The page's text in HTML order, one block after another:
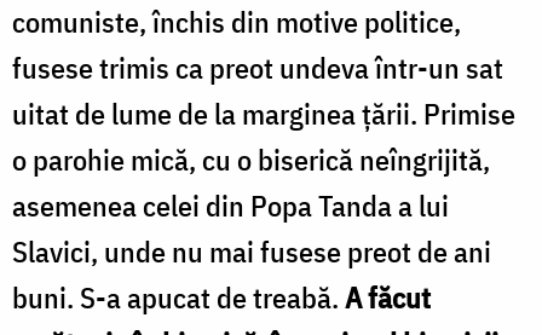
comuniste, închis din motive politice,
fusese trimis ca preot undeva într-un sat
uitat de lume de la marginea țării. Primise
o parohie mică, cu o biserică neîngrijită,
asemenea celei din Popa Tanda a lui
Slavici, unde nu mai fusese preot de ani
buni. S-a apucat de treabă.A făcut